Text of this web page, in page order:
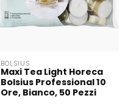
BOLSIUS
Maxi Tea Light Horeca
Bolsius Professional 10
Ore, Bianco, 50 Pezzi